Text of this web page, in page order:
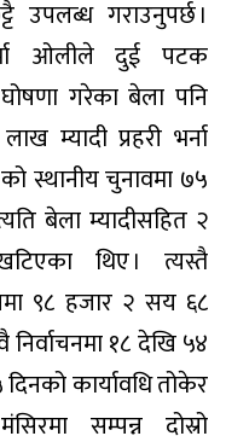
उपलब्ध गराउनुपर्छ ।
ओलीले दुई पटक
गरेका बेला पनि
म्यादी प्रहरी भर्ना
को स्थानीय चुनावमा ७५
बेला म्यादीसहित २
थिए । त्यस्तै
९८ हजार २ सय ६८
निर्वाचनमा १८ देखि ५४
कार्यावधि तोकेर
सम्पन्न दोस्रो